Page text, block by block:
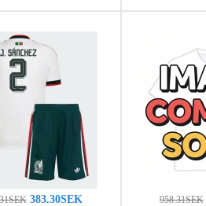
383.30SEK 958.31SEK